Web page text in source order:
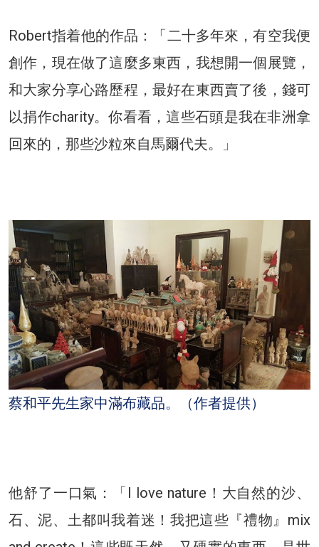
Robert指着他的作品：「二十多年來，有空我便
創作，現在做了這麼多東西，我想開一個展覽，
和大家分享心路歷程，最好在東西賣了後，錢可
以捐作charity。你看看，這些石頭是我在非洲拿
回來的，那些沙粒來自馬爾代夫。」
蔡和平先生家中滿布藏品。（作者提供）
他舒了一口氣：「I love nature！大自然的沙、
石、泥、土都叫我着迷！我把這些『禮物』mix